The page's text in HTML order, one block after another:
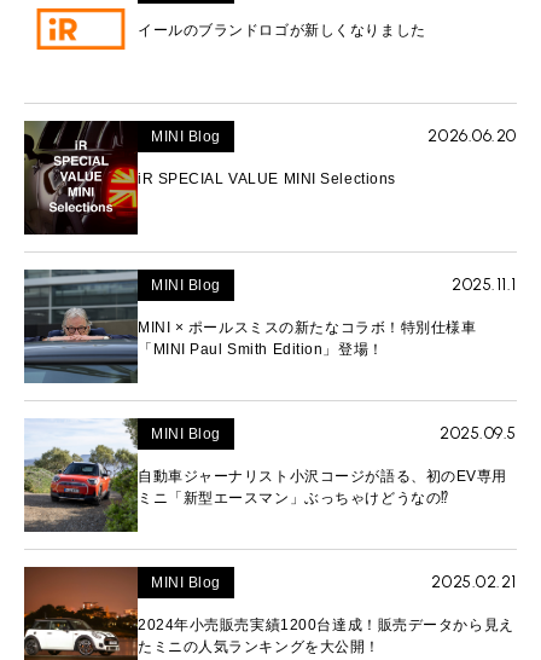
イールのブランドロゴが新しくなりました
MINI Blog 2026.06.20
iR SPECIAL VALUE MINI Selections
MINI Blog 2025.11.1
MINI × ポールスミスの新たなコラボ！特別仕様車
「MINI Paul Smith Edition」登場！
MINI Blog 2025.09.5
自動車ジャーナリスト小沢コージが語る、初のEV専用
ミニ「新型エースマン」ぶっちゃけどうなの⁉︎
MINI Blog 2025.02.21
2024年小売販売実績1200台達成！販売データから見え
たミニの人気ランキングを大公開！